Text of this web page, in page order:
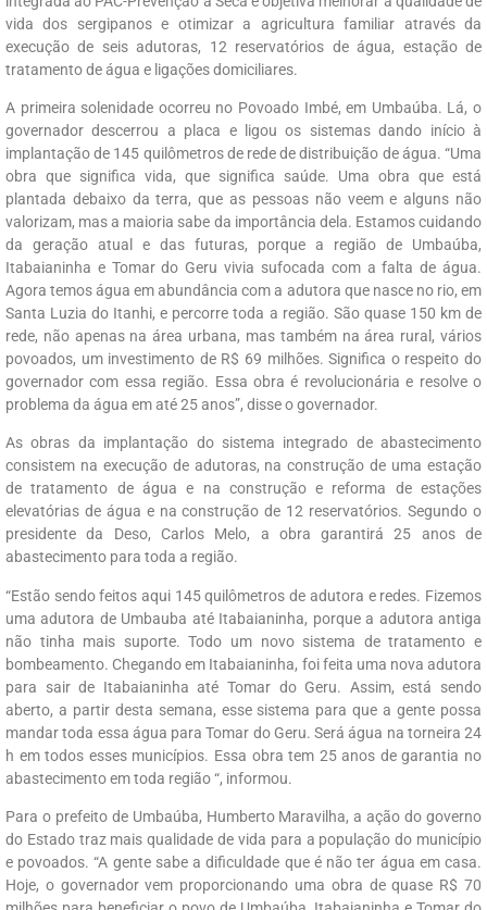
vida dos sergipanos e otimizar a agricultura familiar através da
execução de seis adutoras, 12 reservatórios de água, estação de
tratamento de água e ligações domiciliares.
A primeira solenidade ocorreu no Povoado Imbé, em Umbaúba. Lá, o
governador descerrou a placa e ligou os sistemas dando início à
implantação de 145 quilômetros de rede de distribuição de água. “Uma
obra que significa vida, que significa saúde. Uma obra que está
plantada debaixo da terra, que as pessoas não veem e alguns não
valorizam, mas a maioria sabe da importância dela. Estamos cuidando
da geração atual e das futuras, porque a região de Umbaúba,
Itabaianinha e Tomar do Geru vivia sufocada com a falta de água.
Agora temos água em abundância com a adutora que nasce no rio, em
Santa Luzia do Itanhi, e percorre toda a região. São quase 150 km de
rede, não apenas na área urbana, mas também na área rural, vários
povoados, um investimento de R$ 69 milhões. Significa o respeito do
governador com essa região. Essa obra é revolucionária e resolve o
problema da água em até 25 anos”, disse o governador.
As obras da implantação do sistema integrado de abastecimento
consistem na execução de adutoras, na construção de uma estação
de tratamento de água e na construção e reforma de estações
elevatórias de água e na construção de 12 reservatórios. Segundo o
presidente da Deso, Carlos Melo, a obra garantirá 25 anos de
abastecimento para toda a região.
“Estão sendo feitos aqui 145 quilômetros de adutora e redes. Fizemos
uma adutora de Umbauba até Itabaianinha, porque a adutora antiga
não tinha mais suporte. Todo um novo sistema de tratamento e
bombeamento. Chegando em Itabaianinha, foi feita uma nova adutora
para sair de Itabaianinha até Tomar do Geru. Assim, está sendo
aberto, a partir desta semana, esse sistema para que a gente possa
mandar toda essa água para Tomar do Geru. Será água na torneira 24
h em todos esses municípios. Essa obra tem 25 anos de garantia no
abastecimento em toda região “, informou.
Para o prefeito de Umbaúba, Humberto Maravilha, a ação do governo
do Estado traz mais qualidade de vida para a população do município
e povoados. “A gente sabe a dificuldade que é não ter água em casa.
Hoje, o governador vem proporcionando uma obra de quase R$ 70